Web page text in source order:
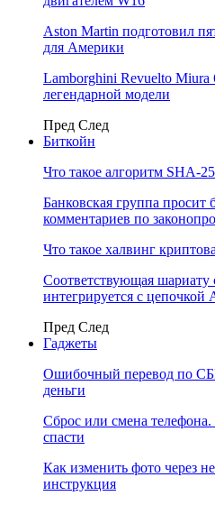
Aston Martin подготовил
для Америки
Lamborghini Revuelto Miura
легендарной модели
Пред След
Биткойн
Что такое алгоритм SHA-
Банковская группа просит
комментариев по
Что такое халвинг
Соответствующая шариату
интегрируется с цепочкой
Пред След
Гаджеты
Ошибочный перевод по
деньги
Сброс или смена телефона.
спасти
Как изменить фото через
инструкция